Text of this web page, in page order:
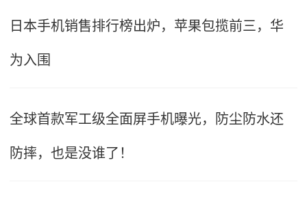
日本手机销售排行榜出炉，苹果包揽前三，华
为入围
全球首款军工级全面屏手机曝光，防尘防水还
防摔，也是没谁了！